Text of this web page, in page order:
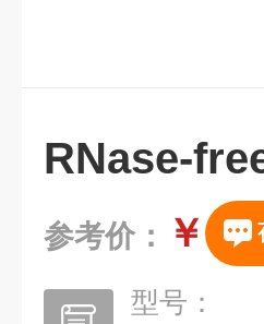
RNase-
参考价： ￥
型号：